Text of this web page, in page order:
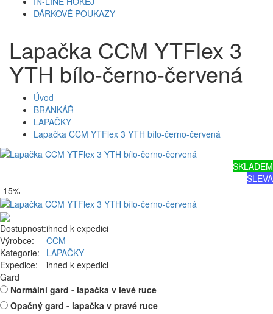
DÁRKOVÉ POUKAZY
Lapačka CCM YTFlex 3
YTH bílo-černo-červená
Úvod
BRANKÁŘ
LAPAČKY
Lapačka CCM YTFlex 3 YTH bílo-černo-červená
SKLADEM
SLEVA
-15%
Dostupnost:ihned k expedici
Výrobce:
CCM
Kategorie:
LAPAČKY
Expedice:
ihned k expedici
Gard
Normální gard - lapačka v levé ruce
Opačný gard - lapačka v pravé ruce